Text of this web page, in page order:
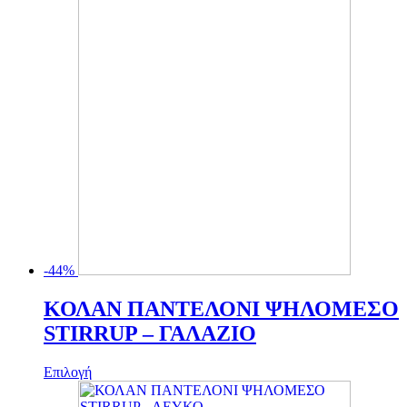
-44%
ΚΟΛΑΝ ΠΑΝΤΕΛΟΝΙ ΨΗΛΟΜΕΣΟ
STIRRUP – ΓΑΛΑΖΙΟ
ΕπιλογήΑυτό
το
προϊόν